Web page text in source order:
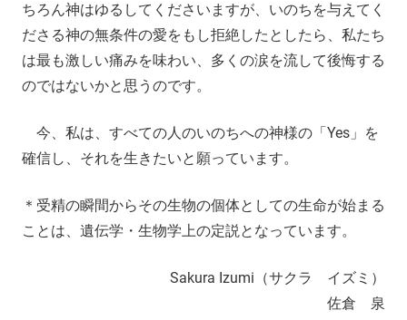
ちろん神はゆるしてくださいますが、いのちを与えてく
ださる神の無条件の愛をもし拒絶したとしたら、私たち
は最も激しい痛みを味わい、多くの涙を流して後悔する
のではないかと思うのです。
今、私は、すべての人のいのちへの神様の「Yes」を
確信し、それを生きたいと願っています。
＊受精の瞬間からその生物の個体としての生命が始まる
ことは、遺伝学・生物学上の定説となっています。
Sakura Izumi（サクラ イズミ）
佐倉 泉